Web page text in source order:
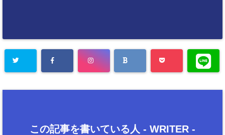
この記事を書いている人 - WRITER -